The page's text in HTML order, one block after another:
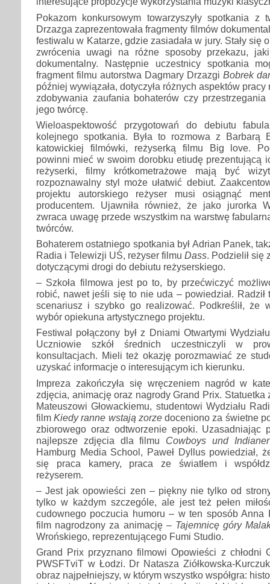
Pokazom konkursowym towarzyszyły spotkania z
Drzazga zaprezentowała fragmenty filmów
festiwalu w Katarze, gdzie zasiadała w jury. Stały się
zwrócenia uwagi na różne sposoby przekazu,
dokumentalny. Następnie uczestnicy spotkania
fragment filmu autorstwa Dagmary Drzazgi Bobrek
później wywiązała, dotyczyła różnych aspektów
zdobywania zaufania bohaterów czy
jego twórcę.
Wieloaspektowość przygotowań do debiutu
kolejnego spotkania. Była to rozmowa z Barbarą
katowickiej filmówki, reżyserką filmu Big love.
powinni mieć w swoim dorobku etiudę prezentującą
reżyserki, filmy krótkometrażowe mają być
rozpoznawalny styl może ułatwić debiut.
projektu autorskiego reżyser musi osiągnąć
producentem. Ujawniła również, że jako jurorka
zwraca uwagę przede wszystkim na warstwę
twórców.
Bohaterem ostatniego spotkania był Adrian Panek,
Radia i Telewizji UŚ, reżyser filmu Dass. Podzielił się
dotyczącymi drogi do debiutu reżyserskiego.
– Szkoła filmowa jest po to, by przećwiczyć
robić, nawet jeśli się to nie uda – powiedział.
scenariusz i szybko go realizować. Podkreślił, że
wybór opiekuna artystycznego projektu.
Festiwal połączony był z Dniami Otwartymi
Uczniowie szkół średnich uczestniczyli w
konsultacjach. Mieli też okazję porozmawiać ze
uzyskać informacje o interesującym ich kierunku.
Impreza zakończyła się wręczeniem nagród w
zdjęcia, animację oraz nagrody Grand Prix. Statuetka
Mateuszowi Głowackiemu, studentowi Wydziału
film Kiedy ranne wstają zorzedoceniono za świetne
zbiorowego oraz odtworzenie epoki. Uzasadniając
najlepsze zdjęcia dla filmu Cowboys und
Hamburg Media School, Paweł Dyllus powiedział,
się praca kamery, praca ze światłem i
reżyserem.
– Jest jak opowieści zen – piękny nie tylko od
tylko w każdym szczególe, ale jest też pełen
cudownego poczucia humoru – w ten sposób Anna
film nagrodzony za animację – Tajemnicę góry
Wrońskiego, reprezentującego Fumi Studio.
Grand Prix przyznano filmowi Opowieści z chłodni
PWSFTviT w Łodzi. Dr Natasza Ziółkowska-
obraz najpełniejszy, w którym wszystko współgra: